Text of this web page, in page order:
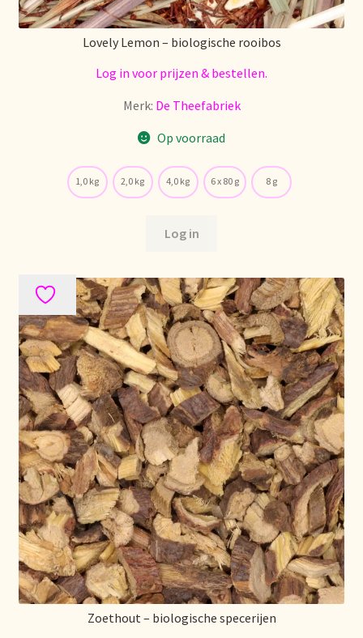
Versand und Lieferung
Verzenden en bezorgen
We zijn verhuisd!
Willkommen in unserem Teegroßhandel!
Winkelwagen
Lovely Lemon – biologische rooibos
Log in voor prijzen & bestellen.
Merk: De Theefabriek
Op voorraad
1,0 kg 2,0 kg 4,0 kg 6 x 80 g 8 g
Log in
Zoethout – biologische specerijen